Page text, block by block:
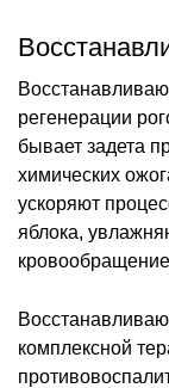
регенерации
бывает задета
химических
ускоряют
яблока,
комплексной